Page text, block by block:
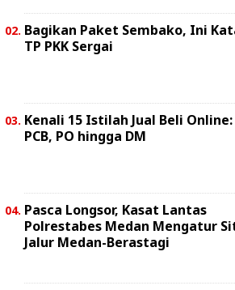
Bagikan Paket Sembako, Ini
TP PKK Sergai
Kenali 15 Istilah Jual Beli Online:
PCB, PO hingga DM
Pasca Longsor, Kasat Lantas
Polrestabes Medan Mengatur
Jalur Medan-Berastagi